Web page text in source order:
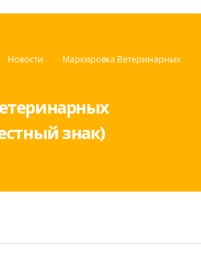
Новости
Маркировка Ветеринарных
знак)